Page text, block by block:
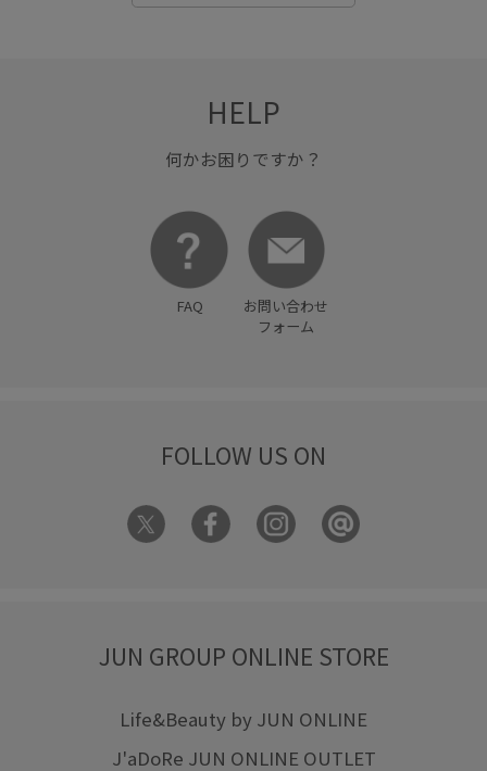
HELP
何かお困りですか？
FAQ
お問い合わせ
フォーム
FOLLOW US ON
JUN GROUP ONLINE STORE
Life&Beauty by JUN ONLINE
J'aDoRe JUN ONLINE OUTLET